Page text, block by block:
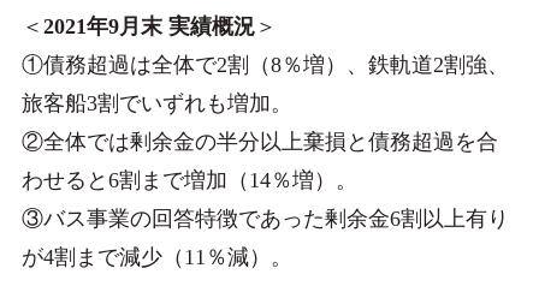
＜ 2021年9月末 実績概況＞
①債務超過は全体で2割（8％増）、鉄軌道2割強、
旅客船3割でいずれも増加。
②全体では剰余金の半分以上棄損と債務超過を合
わせると6割まで増加（14％増）。
③バス事業の回答特徴であった剰余金6割以上有り
が4割まで減少（11％減）。